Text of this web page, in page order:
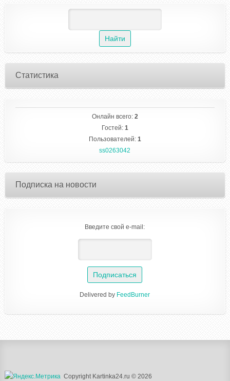
Статистика
Онлайн всего: 2
Гостей: 1
Пользователей: 1
ss0263042
Подписка на новости
Введите свой e-mail:
Delivered by FeedBurner
Copyright Kartinka24.ru © 2026